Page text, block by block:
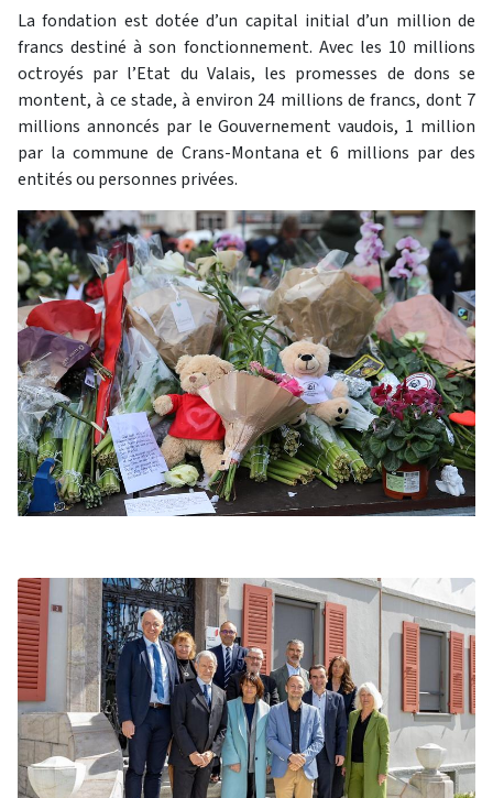
La fondation est dotée d’un capital initial d’un million de
francs destiné à son fonctionnement. Avec les 10 millions
octroyés par l’Etat du Valais, les promesses de dons se
montent, à ce stade, à environ 24 millions de francs, dont 7
millions annoncés par le Gouvernement vaudois, 1 million
par la commune de Crans-Montana et 6 millions par des
entités ou personnes privées.